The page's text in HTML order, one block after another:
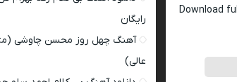
Download
رایگان
آهنگ چهل روز محسن چاوشی
عالی)